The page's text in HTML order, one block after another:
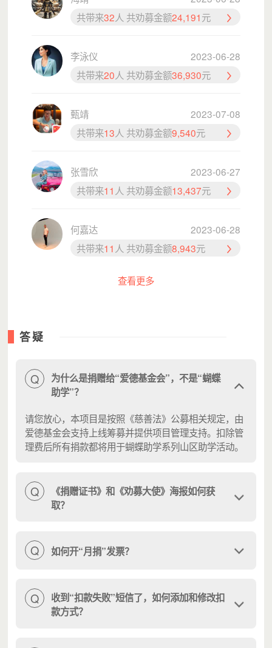
（图6："阅动计划"捐建乡村学校图书室、图书角）
我们相信“教育”的力量，能让山区的孩子改变命运，看
们相信“陪伴”的力量，从3人自发助学到1800+志愿者队伍，
（图7：贵州"困境学生助学"志愿者入户家访途中）
共带来32人 共劝募金额24,191元
李泳仪
2023-06-28
共带来20人 共劝募金额36,930元
甄靖
2023-07-08
共带来13人 共劝募金额9,540元
张雪欣
2023-06-27
共带来11 人 共劝募金额13,437元
何嘉达
2023-06-28
共带来11 人 共劝募金额8,943元
查看更多
答疑
Q
为什么是捐赠给“爱德基金会”，不是“蝴蝶
助学”？
请您放心，本项目是按照《慈善法》公募相关规定，由
爱德基金会支持上线筹募并提供项目管理支持。扣除管
理费后所有捐款都将用于蝴蝶助学系列山区助学活动。
Q
《捐赠证书》和《劝募大使》海报如何获
取？
Q 如何开“月捐”发票？
Q
收到“扣款失败”短信了，如何添加和修改扣
款方式？